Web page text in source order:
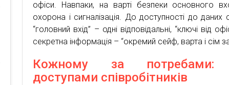
офіси. Навпаки, на варті безпеки основного
охорона і сигналізація. До доступності до даних
“головний вхід” – одні відповідальні, “ключі від
секретна інформація – “окремий сейф, варта і сім
Кожному за потребами:
доступами співробітників